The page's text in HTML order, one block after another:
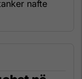
nafte